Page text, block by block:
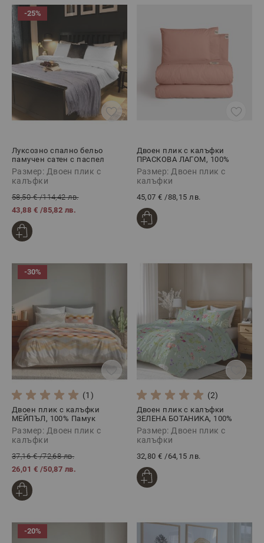
-25%
Луксозно спално бельо
памучен сатен с паспел
СИЛВЪРИ, 3 части
Размер: Двоен плик с
калъфки
58,50 €/114,42 лв.
43,88 € /85,82 лв.
Двоен плик с калъфки
ПРАСКОВА ЛАГОМ, 100%
Памук Ранфорс, 3 части
Размер: Двоен плик с
калъфки
45,07 € /88,15 лв.
-30%
(1)
Двоен плик с калъфки
МЕЙПЪЛ, 100% Памук
Ранфорс, 3 части
Размер: Двоен плик с
калъфки
37,16 €/72,68 лв.
26,01 € /50,87 лв.
(2)
Двоен плик с калъфки
ЗЕЛЕНА БОТАНИКА, 100%
Памук ранфорс, 3 части
Размер: Двоен плик с
калъфки
32,80 € /64,15 лв.
-20%